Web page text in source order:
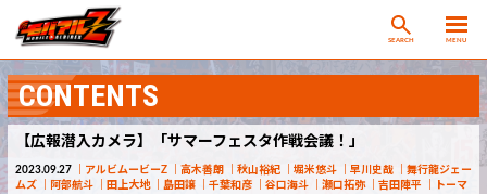
SEARCH MENU
CONTENTS
【広報潜入カメラ】「サマーフェスタ作戦会議！」
2023.09.27 アルビムービーZ 高木善朗 秋山裕紀 堀米悠斗 早川史哉
舞行龍ジェー
ムズ
阿部航斗 田上大地 島田譲 千葉和彦 谷口海斗 瀬口拓弥 吉田陣平
トーマ